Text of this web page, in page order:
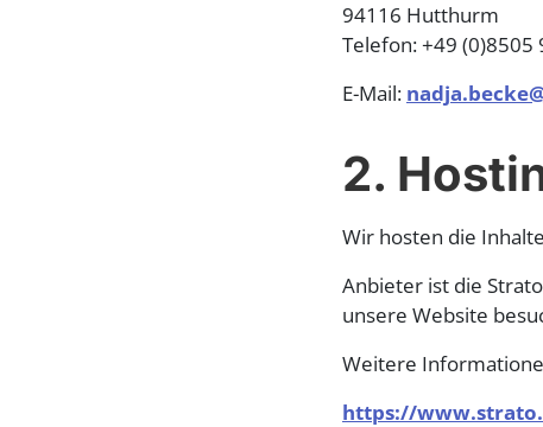
94116 Hutthurm
Telefon: +49 (0)8505
E-Mail:
2.
Wir hosten die
Anbieter ist die
unsere Website
Weitere
https://